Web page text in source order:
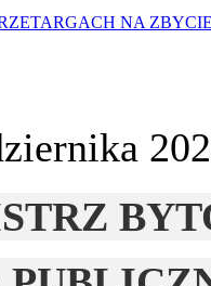
NA